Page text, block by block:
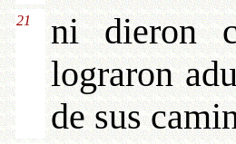
21
ni dieron
lograron
de sus